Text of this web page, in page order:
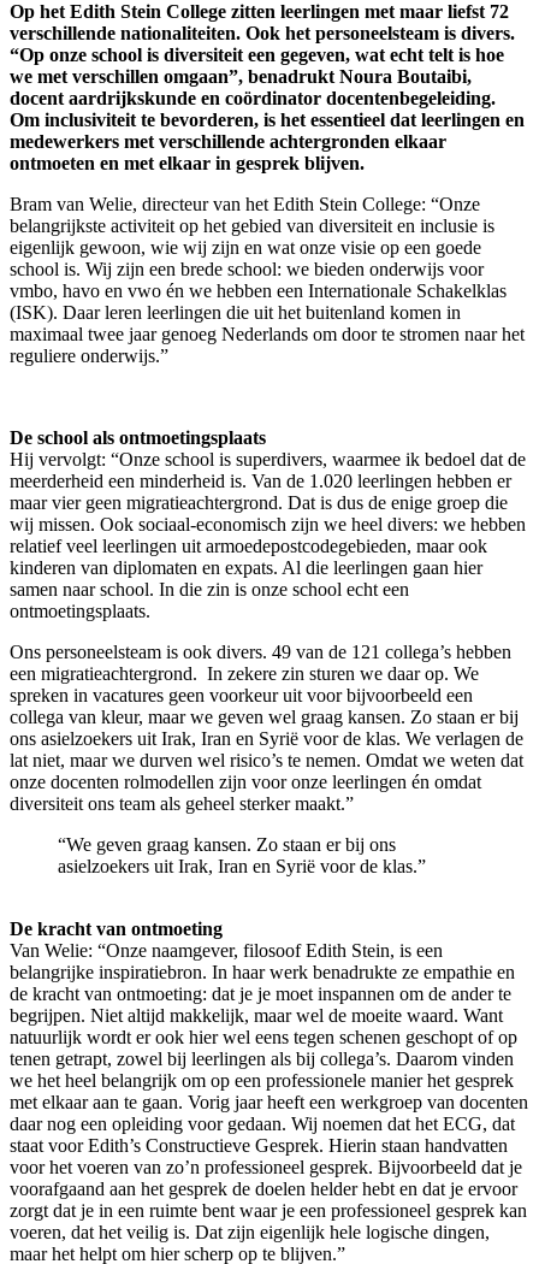
Op het Edith Stein College zitten leerlingen met maar liefst 72
verschillende nationaliteiten. Ook het personeelsteam is divers.
“Op onze school is diversiteit een gegeven, wat echt telt is hoe
we met verschillen omgaan”, benadrukt Noura Boutaibi,
docent aardrijkskunde en coördinator docentenbegeleiding.
Om inclusiviteit te bevorderen, is het essentieel dat leerlingen en
medewerkers met verschillende achtergronden elkaar
ontmoeten en met elkaar in gesprek blijven.
Bram van Welie, directeur van het Edith Stein College: “Onze
belangrijkste activiteit op het gebied van diversiteit en inclusie is
eigenlijk gewoon, wie wij zijn en wat onze visie op een goede
school is. Wij zijn een brede school: we bieden onderwijs voor
vmbo, havo en vwo én we hebben een Internationale Schakelklas
(ISK). Daar leren leerlingen die uit het buitenland komen in
maximaal twee jaar genoeg Nederlands om door te stromen naar het
reguliere onderwijs.”
De school als ontmoetingsplaats
Hij vervolgt: “Onze school is superdivers, waarmee ik bedoel dat de
meerderheid een minderheid is. Van de 1.020 leerlingen hebben er
maar vier geen migratieachtergrond. Dat is dus de enige groep die
wij missen. Ook sociaal-economisch zijn we heel divers: we hebben
relatief veel leerlingen uit armoedepostcodegebieden, maar ook
kinderen van diplomaten en expats. Al die leerlingen gaan hier
samen naar school. In die zin is onze school echt een
ontmoetingsplaats.
Ons personeelsteam is ook divers. 49 van de 121 collega’s hebben
een migratieachtergrond. In zekere zin sturen we daar op. We
spreken in vacatures geen voorkeur uit voor bijvoorbeeld een
collega van kleur, maar we geven wel graag kansen. Zo staan er bij
ons asielzoekers uit Irak, Iran en Syrië voor de klas. We verlagen de
lat niet, maar we durven wel risico’s te nemen. Omdat we weten dat
onze docenten rolmodellen zijn voor onze leerlingen én omdat
diversiteit ons team als geheel sterker maakt.”
“We geven graag kansen. Zo staan er bij ons
asielzoekers uit Irak, Iran en Syrië voor de klas.”
De kracht van ontmoeting
Van Welie: “Onze naamgever, filosoof Edith Stein, is een
belangrijke inspiratiebron. In haar werk benadrukte ze empathie en
de kracht van ontmoeting: dat je je moet inspannen om de ander te
begrijpen. Niet altijd makkelijk, maar wel de moeite waard. Want
natuurlijk wordt er ook hier wel eens tegen schenen geschopt of op
tenen getrapt, zowel bij leerlingen als bij collega’s. Daarom vinden
we het heel belangrijk om op een professionele manier het gesprek
met elkaar aan te gaan. Vorig jaar heeft een werkgroep van docenten
daar nog een opleiding voor gedaan. Wij noemen dat het ECG, dat
staat voor Edith’s Constructieve Gesprek. Hierin staan handvatten
voor het voeren van zo’n professioneel gesprek. Bijvoorbeeld dat je
voorafgaand aan het gesprek de doelen helder hebt en dat je ervoor
zorgt dat je in een ruimte bent waar je een professioneel gesprek kan
voeren, dat het veilig is. Dat zijn eigenlijk hele logische dingen,
maar het helpt om hier scherp op te blijven.”